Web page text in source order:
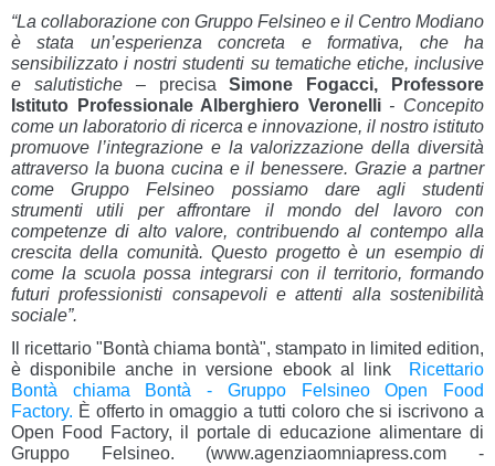
“La collaborazione con Gruppo Felsineo e il Centro Modiano
è stata un’esperienza concreta e formativa, che ha
sensibilizzato i nostri studenti su tematiche etiche, inclusive
e salutistiche – precisaSimone Fogacci,
Professore
Istituto Professionale Alberghiero Veronelli- Concepito
come un laboratorio di ricerca e innovazione, il nostro istituto
promuove l’integrazione e la valorizzazione della diversità
attraverso la buona cucina e il benessere. Grazie a partner
come Gruppo Felsineo possiamo dare agli studenti
strumenti utili per affrontare il mondo del lavoro con
competenze di alto valore, contribuendo al contempo alla
crescita della comunità. Questo progetto è un esempio di
come la scuola possa integrarsi con il territorio, formando
futuri professionisti consapevoli e attenti alla sostenibilità
sociale”.
Il ricettario "Bontà chiama bontà", stampato in limited edition,
è disponibile anche in versione ebook al link
Ricettario
Bontà chiama Bontà - Gruppo Felsineo Open Food
Factory. È offerto in omaggio a tutti coloro che si iscrivono a
Open Food Factory, il portale di educazione alimentare di
Gruppo Felsineo. (www.agenziaomniapress.com -